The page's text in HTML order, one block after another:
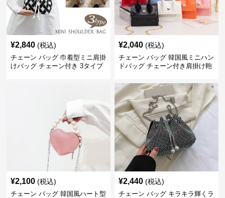
¥2,840 (税込)
チェーン バッグ 巾着型ミニ肩掛
けバッグ チェーン付き 3タイプ
¥2,040 (税込)
チェーン バッグ 韓国風ミニハン
ドバッグ チェーン付き肩掛け鞄
¥2,100 (税込)
チェーン バッグ 韓国風ハート型
¥2,440 (税込)
チェーン バッグ キラキラ輝くラ